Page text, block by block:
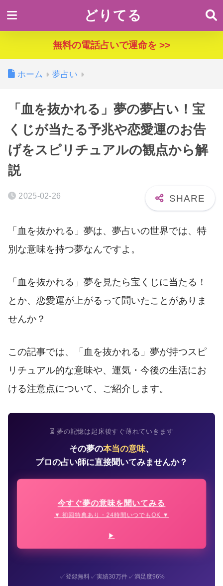
どりてる
無料の電話占いで運命を >>
ホーム 夢占い
「血を抜かれる」夢の夢占い！宝
くじが当たる予兆や恋愛運のお告
げをスピリチュアルの観点から解
説
2025-02-26
「血を抜かれる」夢は、夢占いの世界では、特
別な意味を持つ夢なんですよ。
「血を抜かれる」夢を見たら宝くじに当たる！
とか、恋愛運が上がるって聞いたことがありま
せんか？
この記事では、「血を抜かれる」夢が持つスピ
リチュアル的な意味や、運気・今後の生活にお
ける注意点について、ご紹介します。
⏳ 夢の記憶は起床後すぐ薄れていきます
その夢の本当の意味、
プロの占い師に直接聞いてみませんか？
今すぐ夢の意味を聞いてみる
▼ 初回特典あり・24時間いつでもOK ▼
✓登録無料✓実績30万件✓満足度96%